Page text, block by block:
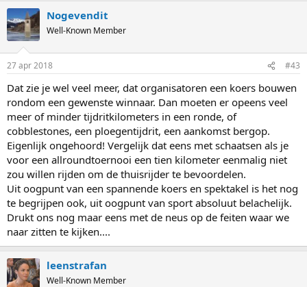
c
t
i
s
Nogevendit
Well-Known Member
27 apr 2018 #43
Dat zie je wel veel meer, dat organisatoren een koers bouwen
rondom een gewenste winnaar. Dan moeten er opeens veel
meer of minder tijdritkilometers in een ronde, of
cobblestones, een ploegentijdrit, een aankomst bergop.
Eigenlijk ongehoord! Vergelijk dat eens met schaatsen als je
voor een allroundtoernooi een tien kilometer eenmalig niet
zou willen rijden om de thuisrijder te bevoordelen.
Uit oogpunt van een spannende koers en spektakel is het nog
te begrijpen ook, uit oogpunt van sport absoluut belachelijk.
Drukt ons nog maar eens met de neus op de feiten waar we
naar zitten te kijken....
leenstrafan
Well-Known Member